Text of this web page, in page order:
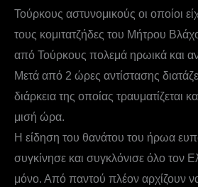
Τούρκους αστυνομικούς οι οποίοι
τους κομιτατζήδες του Μήτρου
από Τούρκους πολεμά ηρωικά και
Μετά από 2 ώρες αντίστασης
διάρκεια της οποίας τραυματίζεται
μισή ώρα.
Η είδηση του θανάτου του ήρωα
συγκίνησε και συγκλόνισε όλο τον
μόνο. Από παντού πλέον αρχίζουν να